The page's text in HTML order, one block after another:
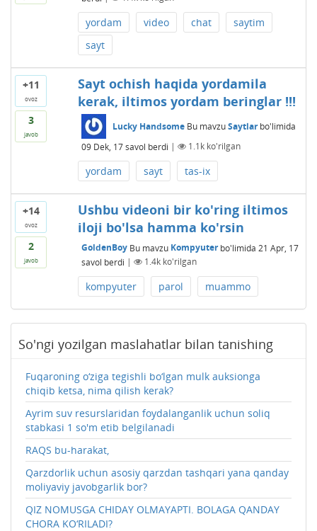
yordam video chat
saytim
sayt
+11
ovoz
3
javob
Sayt ochish haqida yordamila
kerak, iltimos yordam beringlar !!!
Lucky Handsome Bu mavzuSaytlarbo'limida
09 Dek, 17 savol berdi | 1.1kko'rilgan
yordam sayt tas-ix
+14
ovoz
2
javob
Ushbu videoni bir ko'ring iltimos
iloji bo'lsa hamma ko'rsin
GoldenBoy Bu mavzu Kompyuterbo'limida 21 Apr, 17
savol berdi | 1.4kko'rilgan
kompyuter parol muammo
So'ngi yozilgan maslahatlar bilan tanishing
Fuqaroning o‘ziga tegishli bo‘lgan mulk auksionga
chiqib ketsa, nima qilish kerak?
Ayrim suv resurslaridan foydalanganlik uchun soliq
stabkasi 1 so'm etib belgilanadi
RAQS bu-harakat,
Qarzdorlik uchun asosiy qarzdan tashqari yana qanday
moliyaviy javobgarlik bor?
QIZ NOMUSGA CHIDAY OLMAYAPTI. BOLAGA QANDAY
CHORA KO‘RILADI?